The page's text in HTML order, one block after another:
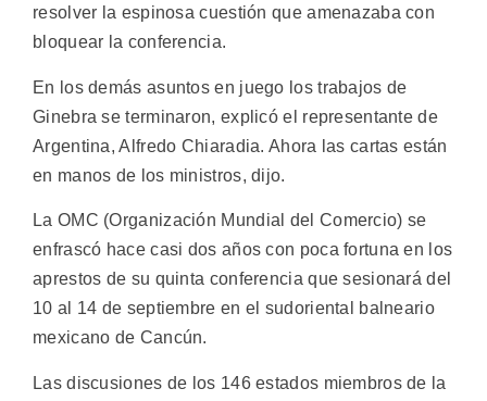
resolver la espinosa cuestión que amenazaba con
bloquear la conferencia.
En los demás asuntos en juego los trabajos de
Ginebra se terminaron, explicó el representante de
Argentina, Alfredo Chiaradia. Ahora las cartas están
en manos de los ministros, dijo.
La OMC (Organización Mundial del Comercio) se
enfrascó hace casi dos años con poca fortuna en los
aprestos de su quinta conferencia que sesionará del
10 al 14 de septiembre en el sudoriental balneario
mexicano de Cancún.
Las discusiones de los 146 estados miembros de la